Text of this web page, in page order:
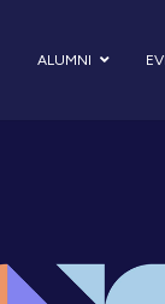
ALUMNI